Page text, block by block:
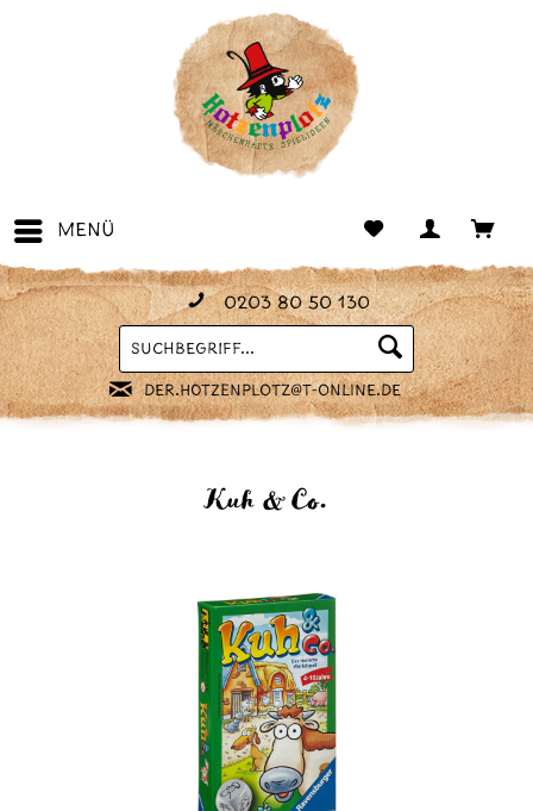
Menü
0203 80 50 130
Suchen
der.hotzenplotz@t-online.de
Kuh & Co.